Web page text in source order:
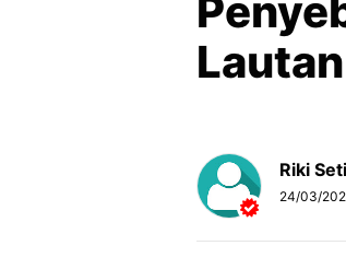
Riki
24/03/